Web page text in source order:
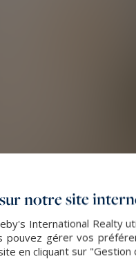
notre site
International Realty
pouvez gérer vos
en cliquant sur "Gestion